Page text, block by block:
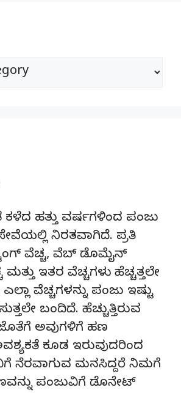
ಹತ್ತು ವರ್ಷಗಳಿಂದ ಪಂಜು
ನಿರತವಾಗಿದೆ. ಪ್ರತಿ
ವೆಚ್ಚ, ವೆಬ್‌ ಡೊಮೈನ್‌
ಇತರ ವೆಚ್ಚಗಳು ಹೆಚ್ಚತ್ತಲೇ
ವೆಚ್ಚಗಳನ್ನು ಪಂಜು ಇಷ್ಟು
ಬಂದಿದೆ. ಹೆಚ್ಚುತ್ತಿರುವ
ಜೊತೆಗೆ ಅವುಗಳಿಗೆ ಹಣ
ಕೂಡ ಇರುವುದರಿಂದ
ನೆರವಾಗುವ ಮನಸಿದ್ದರೆ ನಿಮಗೆ
ಪಂಜುವಿಗೆ ಡೊನೇಟ್‌